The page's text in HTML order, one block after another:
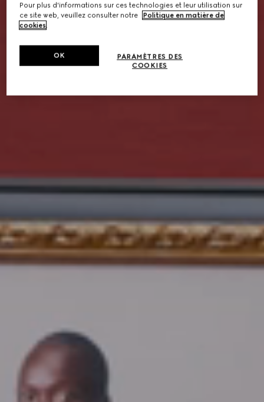
Pour plus d'informations sur ces technologies et leur utilisation sur
ce site web, veuillez consulter notre
Politique en matière de
cookies.
PARAMÈTRES DES
COOKIES
OK